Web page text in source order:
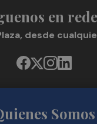
en
desde
Somos